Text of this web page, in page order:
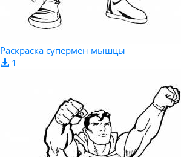
Раскраска супермен мышцы
1